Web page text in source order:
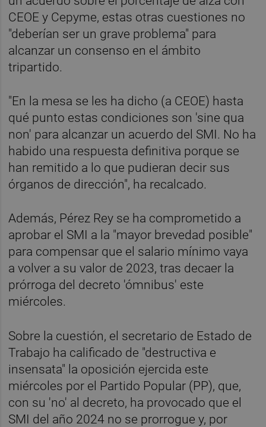
CEOE y Cepyme, estas otras cuestiones no
"deberían ser un grave problema" para
alcanzar un consenso en el ámbito
tripartido.
"En la mesa se les ha dicho (a CEOE) hasta
qué punto estas condiciones son 'sine qua
non' para alcanzar un acuerdo del SMI. No ha
habido una respuesta definitiva porque se
han remitido a lo que pudieran decir sus
órganos de dirección", ha recalcado.
Además, Pérez Rey se ha comprometido a
aprobar el SMI a la "mayor brevedad posible"
para compensar que el salario mínimo vaya
a volver a su valor de 2023, tras decaer la
prórroga del decreto 'ómnibus' este
miércoles.
Sobre la cuestión, el secretario de Estado de
Trabajo ha calificado de "destructiva e
insensata" la oposición ejercida este
miércoles por el Partido Popular (PP), que,
con su 'no' al decreto, ha provocado que el
SMI del año 2024 no se prorrogue y, por